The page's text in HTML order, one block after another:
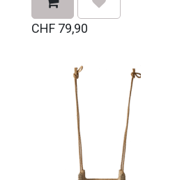
CHF 79,90